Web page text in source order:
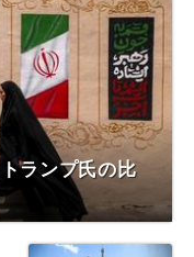
ランプ氏の比